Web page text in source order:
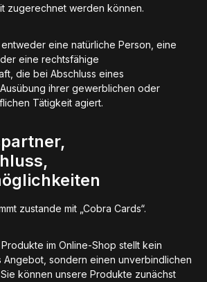
zugerechnet werden können.
entweder eine natürliche Person, eine
eine rechtsfähige
die bei Abschluss eines
ihrer gewerblichen oder
Tätigkeit agiert.
zustande mit „Cobra Cards“.
im Online-Shop stellt kein
sondern einen unverbindlichen
können unsere Produkte zunächst